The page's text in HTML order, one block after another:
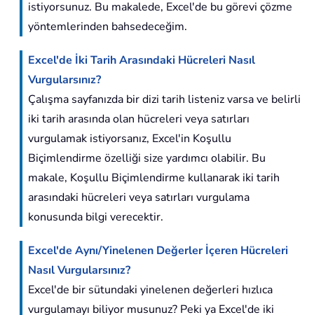
istiyorsunuz. Bu makalede, Excel'de bu görevi çözme
yöntemlerinden bahsedeceğim.
Excel'de İki Tarih Arasındaki Hücreleri Nasıl
Vurgularsınız?
Çalışma sayfanızda bir dizi tarih listeniz varsa ve belirli
iki tarih arasında olan hücreleri veya satırları
vurgulamak istiyorsanız, Excel'in Koşullu
Biçimlendirme özelliği size yardımcı olabilir. Bu
makale, Koşullu Biçimlendirme kullanarak iki tarih
arasındaki hücreleri veya satırları vurgulama
konusunda bilgi verecektir.
Excel'de Aynı/Yinelenen Değerler İçeren Hücreleri
Nasıl Vurgularsınız?
Excel'de bir sütundaki yinelenen değerleri hızlıca
vurgulamayı biliyor musunuz? Peki ya Excel'de iki